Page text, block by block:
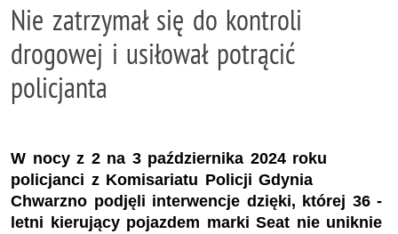
Nie zatrzymał się do kontroli
drogowej i usiłował potrącić
policjanta
W nocy z 2 na 3 października 2024 roku
policjanci z Komisariatu Policji Gdynia
Chwarzno podjęli interwencje dzięki, której 36 -
letni kierujący pojazdem marki Seat nie uniknie